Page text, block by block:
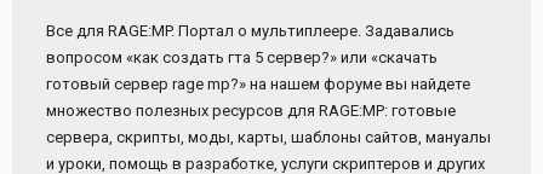
Все для RAGE:MP. Портал о мультиплеере. Задавались
вопросом «как создать гта 5 сервер?» или «скачать
готовый сервер rage mp?» на нашем форуме вы найдете
множество полезных ресурсов для RAGE:MP: готовые
сервера, скрипты, моды, карты, шаблоны сайтов, мануалы
и уроки, помощь в разработке, услуги скриптеров и других